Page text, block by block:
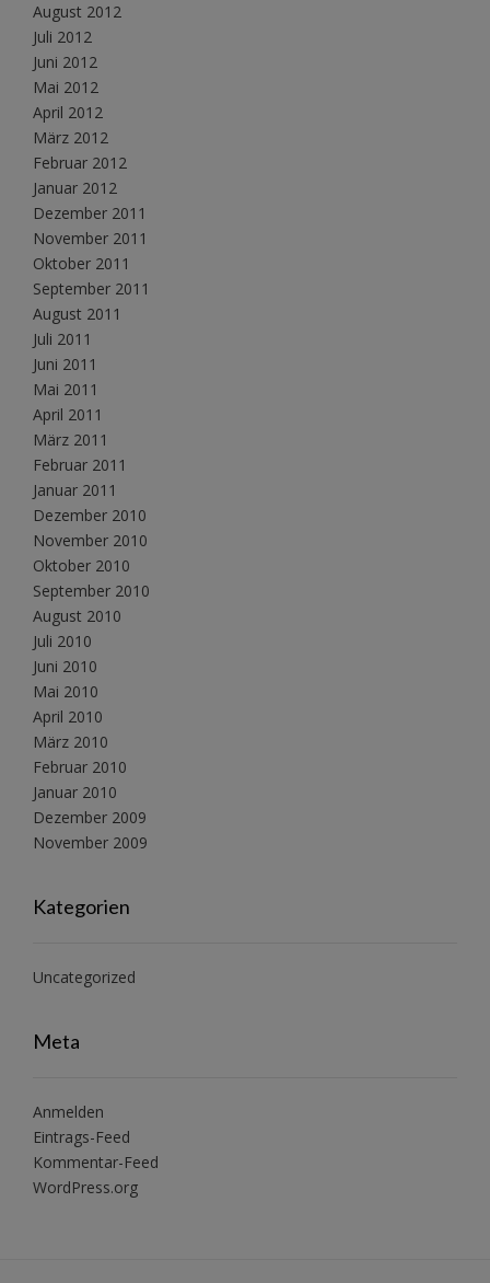
August 2012
Juli 2012
Juni 2012
Mai 2012
April 2012
März 2012
Februar 2012
Januar 2012
Dezember 2011
November 2011
Oktober 2011
September 2011
August 2011
Juli 2011
Juni 2011
Mai 2011
April 2011
März 2011
Februar 2011
Januar 2011
Dezember 2010
November 2010
Oktober 2010
September 2010
August 2010
Juli 2010
Juni 2010
Mai 2010
April 2010
März 2010
Februar 2010
Januar 2010
Dezember 2009
November 2009
Kategorien
Uncategorized
Meta
Anmelden
Eintrags-Feed
Kommentar-Feed
WordPress.org